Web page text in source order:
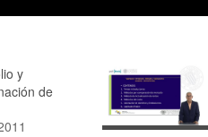
Valoración
y
(España e
4:06 · 2012